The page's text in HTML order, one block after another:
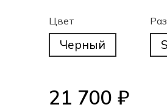
Цвет
Черный
21 700 ₽